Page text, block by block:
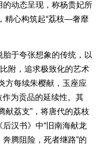
动态呈现，称杨贵妃所
精心构筑起“荔枝—奢靡
于夸张想象的传统，以
附，追求极致化的艺术
方每续朱樱献，玉座应
作为贡品的延续性。其
献荔支”，将唐代的荔枝
汉书》中“旧南海献龙
腾阻险，死者继路”的